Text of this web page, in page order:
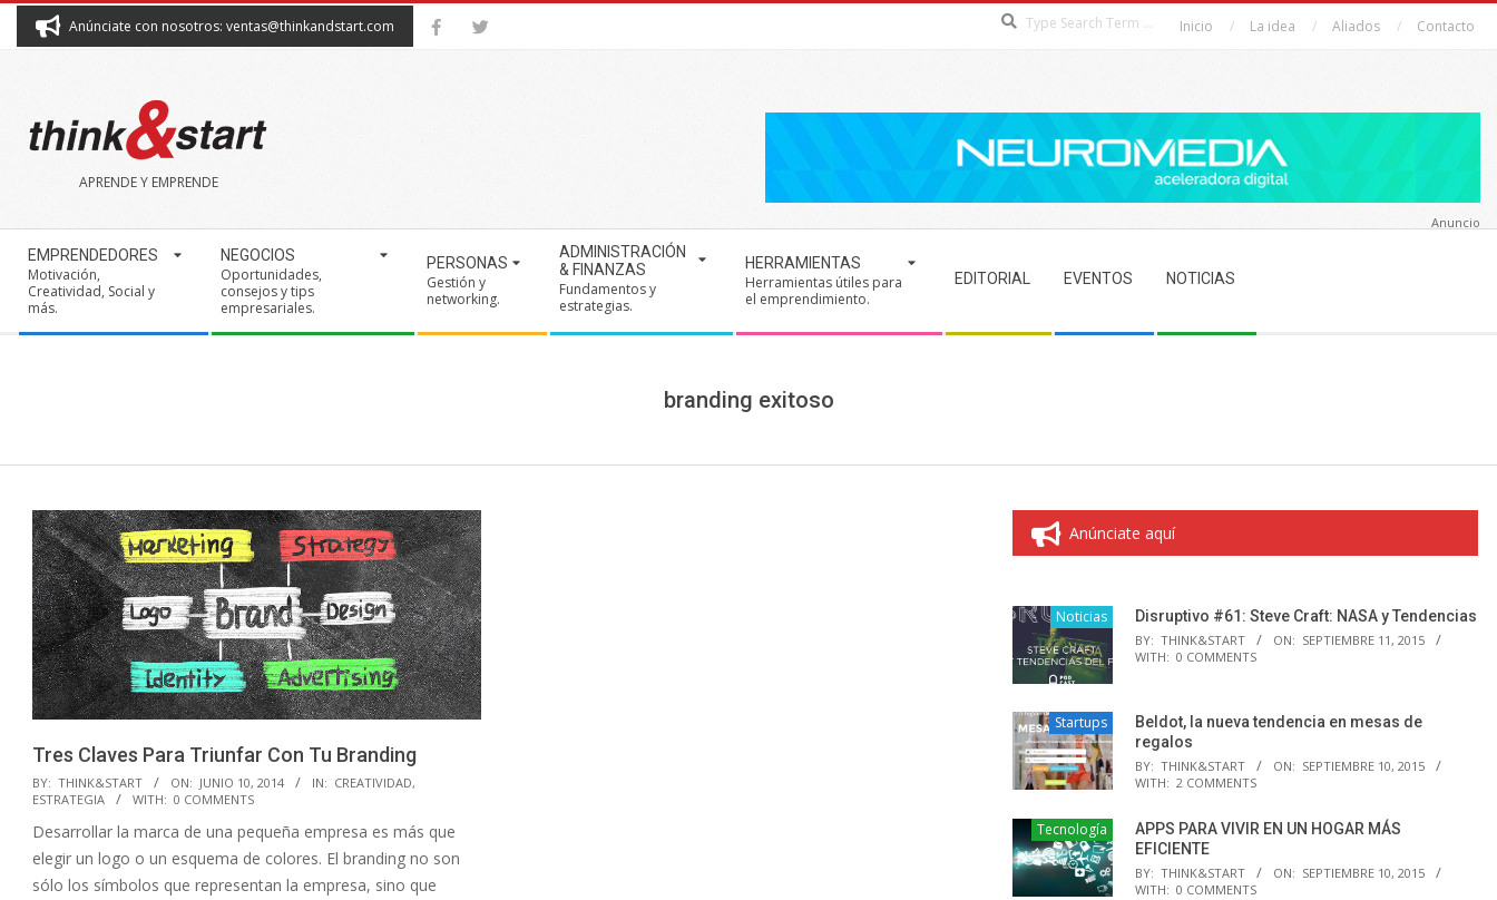
Anúnciate con nosotros: ventas@thinkandstart.com Inicio La idea Aliados Contacto
THINK&START
APRENDE Y EMPRENDE
Navigation
Menu
EMPRENDEDORES
Motivación,
Creatividad, Social y
más.
NEGOCIOS
Oportunidades,
consejos y tips
empresariales.
PERSONAS
Gestión y
networking.
ADMINISTRACIÓN
& FINANZAS
Fundamentos y
estrategias.
HERRAMIENTAS
Herramientas útiles para
el emprendimiento.
EDITORIAL EVENTOS NOTICIAS
Anuncio
branding exitoso
Tres Claves Para Triunfar Con Tu Branding
2014-
06-
10
BY: THINK&START ON: JUNIO 10, 2014 IN: CREATIVIDAD,
ESTRATEGIA
WITH: 0 COMMENTS
Desarrollar la marca de una pequeña empresa es más que
elegir un logo o un esquema de colores. El branding no son
sólo los símbolos que representan la empresa, sino que
Anúnciate aquí
Noticias Disruptivo #61: Steve Craft: NASA y Tendencias
BY: THINK&START ON: SEPTIEMBRE 11, 2015
WITH: 0 COMMENTS
Startups
Beldot, la nueva tendencia en mesas de
regalos
BY: THINK&START ON: SEPTIEMBRE 10, 2015
WITH: 2 COMMENTS
Tecnología
APPS PARA VIVIR EN UN HOGAR MÁS
EFICIENTE
BY: THINK&START ON: SEPTIEMBRE 10, 2015
WITH: 0 COMMENTS